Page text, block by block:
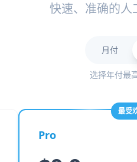
快速、准确的人
月付
选择年付最
最受
Pro